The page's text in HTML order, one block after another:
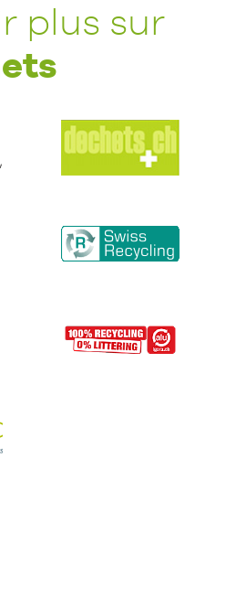
plus sur